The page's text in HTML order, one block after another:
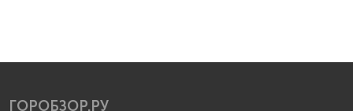
ГОРОБЗОР.РУ